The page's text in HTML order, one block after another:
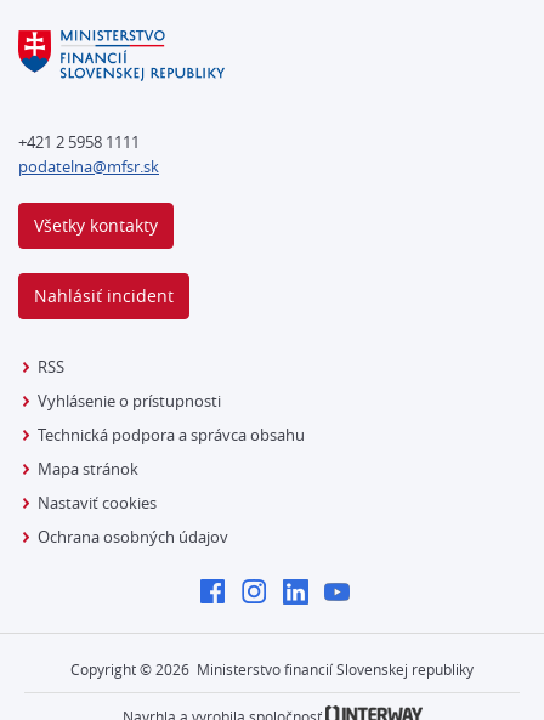
+421 2 5958 1111
podatelna@mfsr.sk
Všetky kontakty
Nahlásiť incident
RSS
Vyhlásenie o prístupnosti
Technická podpora a správca obsahu
Mapa stránok
Nastaviť cookies
Ochrana osobných údajov
Copyright © 2026 Ministerstvo financií Slovenskej republiky
Navrhla a vyrobila spoločnosť